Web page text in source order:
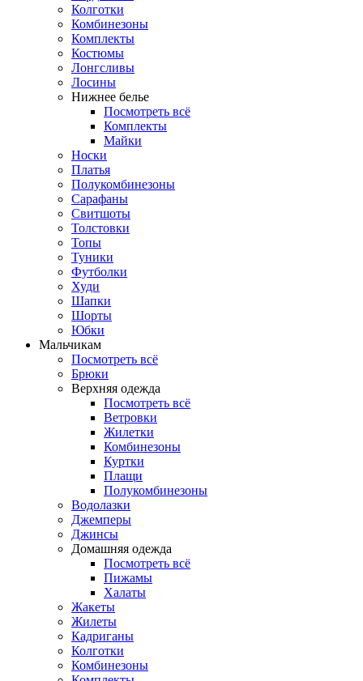
Колготки
Комбинезоны
Комплекты
Костюмы
Лонгсливы
Лосины
Нижнее белье
Посмотреть всё
Комплекты
Майки
Носки
Платья
Полукомбинезоны
Сарафаны
Свитшоты
Толстовки
Топы
Туники
Футболки
Худи
Шапки
Шорты
Юбки
Мальчикам
Посмотреть всё
Брюки
Верхняя одежда
Посмотреть всё
Ветровки
Жилетки
Комбинезоны
Куртки
Плащи
Полукомбинезоны
Водолазки
Джемперы
Джинсы
Домашняя одежда
Посмотреть всё
Пижамы
Халаты
Жакеты
Жилеты
Кадриганы
Колготки
Комбинезоны